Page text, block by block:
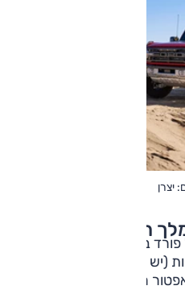
יצרן
השטח
ברונקו היא השילוב
(יש יאמרו – מוגזמות לגמרי)
רחוק מלהיות רכב פנאי